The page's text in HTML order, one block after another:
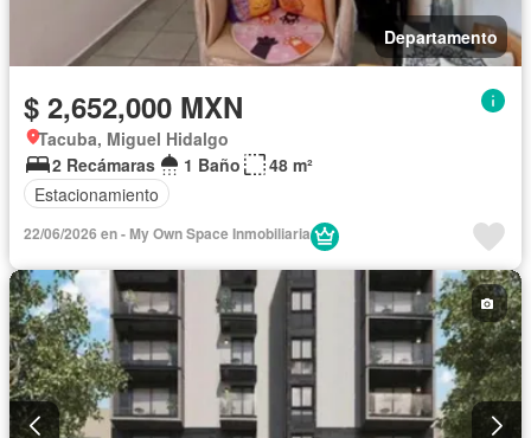
Departamento
$ 2,652,000 MXN
Tacuba, Miguel Hidalgo
2 Recámaras
1 Baño
48 m²
Estacionamiento
22/06/2026 en - My Own Space Inmobiliaria